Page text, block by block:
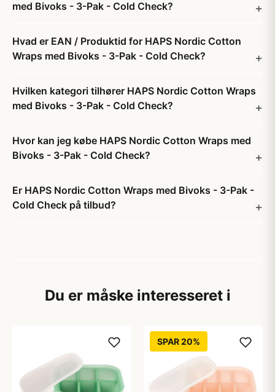
med Bivoks - 3-Pak - Cold Check?
Hvad er EAN / Produktid for HAPS Nordic Cotton
Wraps med Bivoks - 3-Pak - Cold Check?
Hvilken kategori tilhører HAPS Nordic Cotton Wraps
med Bivoks - 3-Pak - Cold Check?
Hvor kan jeg købe HAPS Nordic Cotton Wraps med
Bivoks - 3-Pak - Cold Check?
Er HAPS Nordic Cotton Wraps med Bivoks - 3-Pak -
Cold Check på tilbud?
Du er måske interesseret i
SPAR 20%